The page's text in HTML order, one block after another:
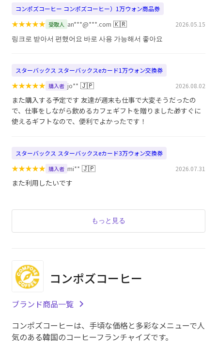
コンポズコーヒー コンポズコーヒー）1万ウォン商品券
★★★★★ 受取人 an***@***.com 🇰🇷 2026.05.15
링크로 받아서 편했어요 바로 사용 가능해서 좋아요
スターバックス スターバックスeカード1万ウォン交換券
★★★★★ 購入者 jo** 🇯🇵 2026.08.02
また購入する予定です 友達が週末も仕事で大変そうだったの
で、仕事をしながら飲めるカフェギフトを贈りました🎁すぐに
使えるギフトなので、便利でよかったです！
スターバックス スターバックスeカード3万ウォン交換券
★★★★★ 購入者 mi** 🇯🇵 2026.07.31
また利用したいです
もっと見る
コンポズコーヒー
ブランド商品一覧
コンポズコーヒーは、手頃な価格と多彩なメニューで人
気のある韓国のコーヒーフランチャイズです。